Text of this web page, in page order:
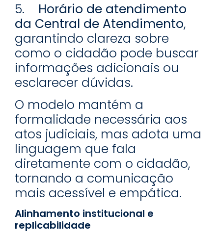
5. Horário de atendimento
da Central de Atendimento,
garantindo clareza sobre
como o cidadão pode buscar
informações adicionais ou
esclarecer dúvidas.
O modelo mantém a
formalidade necessária aos
atos judiciais, mas adota uma
linguagem que fala
diretamente com o cidadão,
tornando a comunicação
mais acessível e empática.
Alinhamento institucional e
replicabilidade